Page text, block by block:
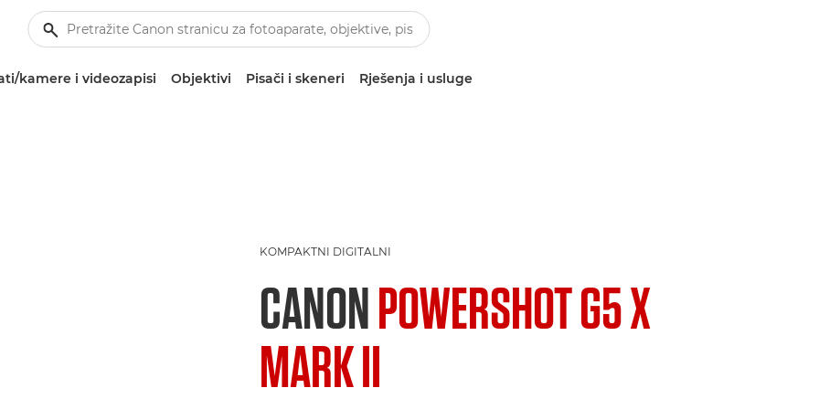
kamere i videozapisi Objektivi Pisači i skeneri Rješenja i usluge
KOMPAKTNI DIGITALNI
CANONPOWERSHOT G5 X
MARK II